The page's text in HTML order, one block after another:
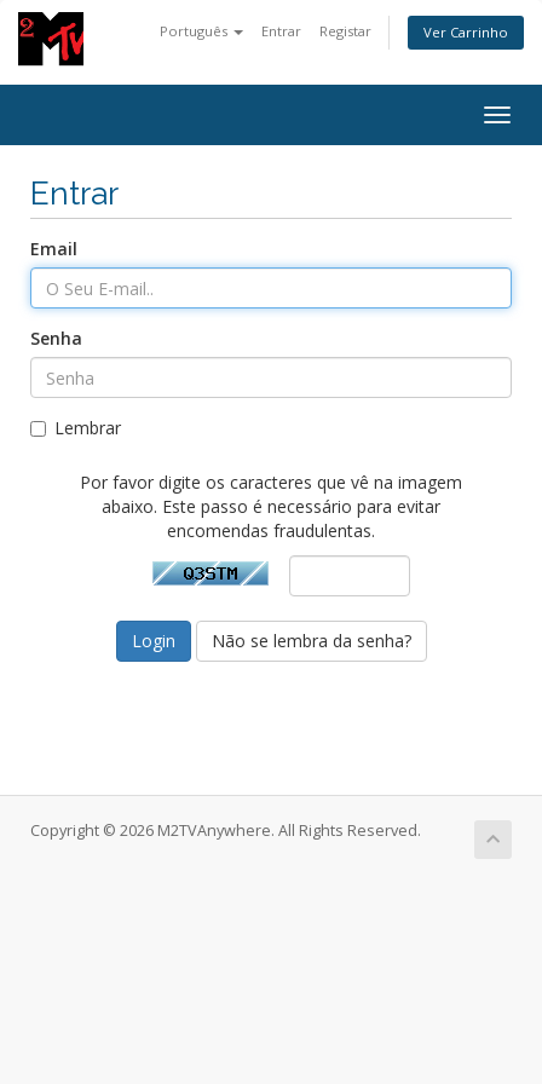
Português Entrar Registar Ver Carrinho
Entrar
Email
Senha
Lembrar
Por favor digite os caracteres que vê na imagem
abaixo. Este passo é necessário para evitar
encomendas fraudulentas.
Não se lembra da senha?
Copyright © 2026 M2TVAnywhere. All Rights Reserved.